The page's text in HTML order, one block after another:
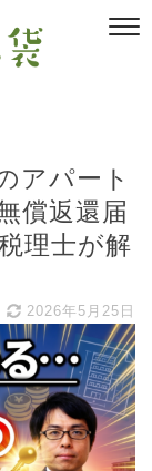
アパート
償返還届
理士が解
2026年5月25日